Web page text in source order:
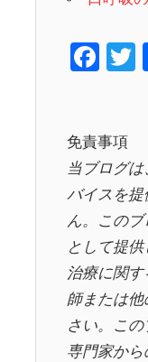
F
e
b
o
o
k
免責事項
当ブログ
バイスを提
ん。この
として提
治療に関
師または
さい。こ
専門家か